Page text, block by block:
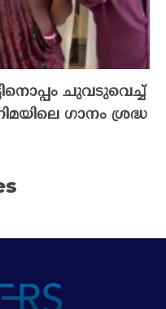
ചുവടുവെച്ച്
ഗാനം ശ്രദ്ധ